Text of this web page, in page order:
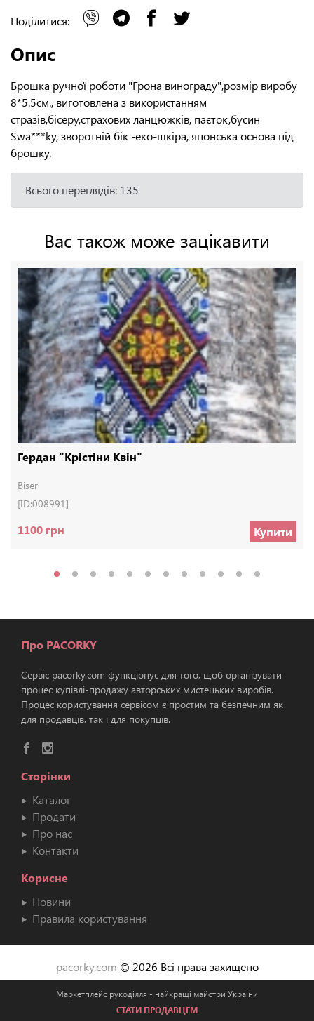
Маркетплейс рукоділля - найкращі майстри України
СТАТИ ПРОДАВЦЕМ
Поділитися:
Опис
Брошка ручної роботи "Грона винограду",розмір виробу
8*5.5см., виготовлена з використанням
стразів,бісеру,страхових ланцюжків, паєток,бусин
Swa***ky, зворотній бік -еко-шкіра, японська основа під
брошку.
Всього переглядів: 135
Вас також може зацікавити
Гердан "Крістіни Квін"
Biser
[ID:008991]
1100 грн Купити
Про PACORKY
Сервіс pacorky.com функціонує для того, щоб організувати
процес купівлі-продажу авторських мистецьких виробів.
Процес користування сервісом є простим та безпечним як
для продавців, так і для покупців.
Сторінки
Каталог
Продати
Про нас
Контакти
Корисне
Новини
Правила користування
pacorky.com © 2026 Всі права захищено